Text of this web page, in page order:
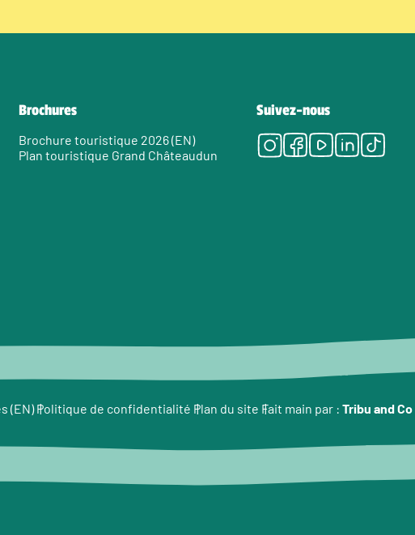
Brochures
Brochure touristique 2026 (EN)
Plan touristique Grand Châteaudun
Suivez-nous
Instagram
Facebook
Youtube
LinkedIn
Tiktok
(EN) Politique de confidentialité Plan du site Fait main par : Tribu and Co